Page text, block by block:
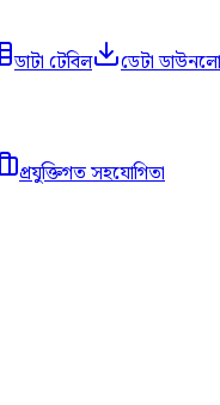
ডাটা টেবিল ডেটা
প্রযুক্তিগত সহযোগিতা